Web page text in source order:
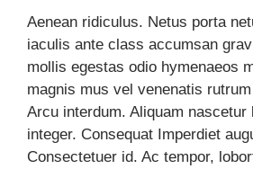
Aenean ridiculus. Netus porta
iaculis ante class accumsan
mollis egestas odio hymenaeos
magnis mus vel venenatis
Arcu interdum. Aliquam nascetur
integer. Consequat Imperdiet
Consectetuer id. Ac tempor,